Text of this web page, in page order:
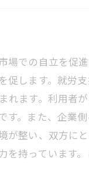
での自立を促
します。就労
ます。利用者
。また、企業
整い、双方に
持っています